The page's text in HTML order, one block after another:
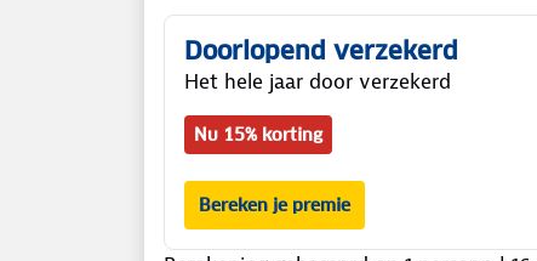
Doorlopend verzekerd
Het hele jaar door verzekerd
Nu 15% korting
Bereken je premie